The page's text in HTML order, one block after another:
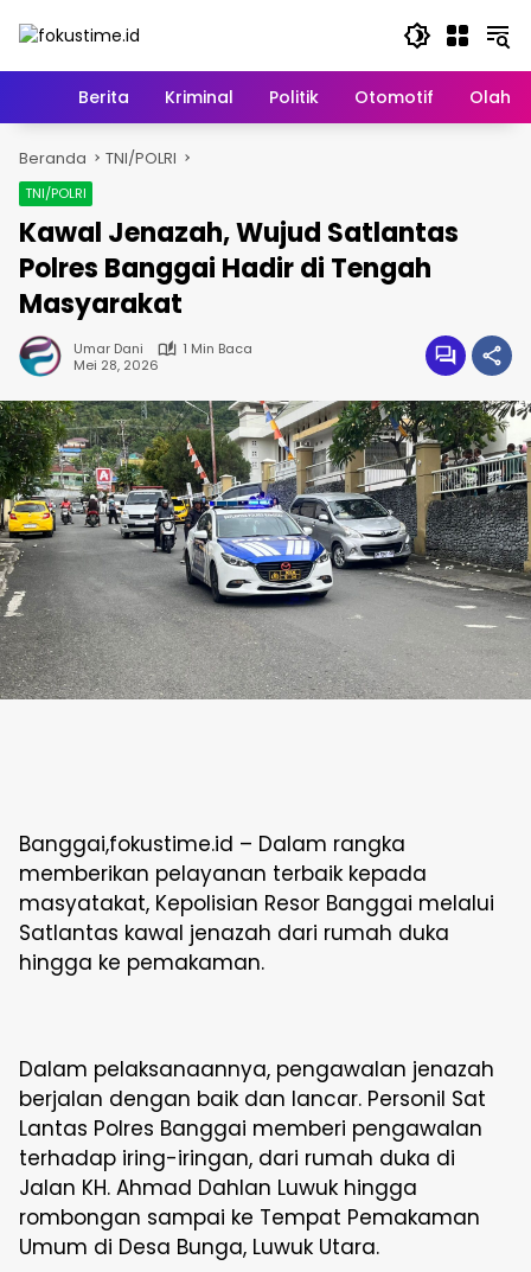
HomeBerita Kriminal Politik Otomotif
Beranda TNI/POLRI
TNI/POLRI
Kawal Jenazah, Wujud Satlantas
Polres Banggai Hadir di Tengah
Masyarakat
Umar Dani
1 Min Baca
Mei 28, 2026
Banggai,fokustime.id – Dalam rangka
memberikan pelayanan terbaik kepada
masyatakat, Kepolisian Resor Banggai melalui
Satlantas kawal jenazah dari rumah duka
hingga ke pemakaman.
Dalam pelaksanaannya, pengawalan jenazah
berjalan dengan baik dan lancar. Personil Sat
Lantas Polres Banggai memberi pengawalan
terhadap iring-iringan, dari rumah duka di
Jalan KH. Ahmad Dahlan Luwuk hingga
rombongan sampai ke Tempat Pemakaman
Umum di Desa Bunga, Luwuk Utara.